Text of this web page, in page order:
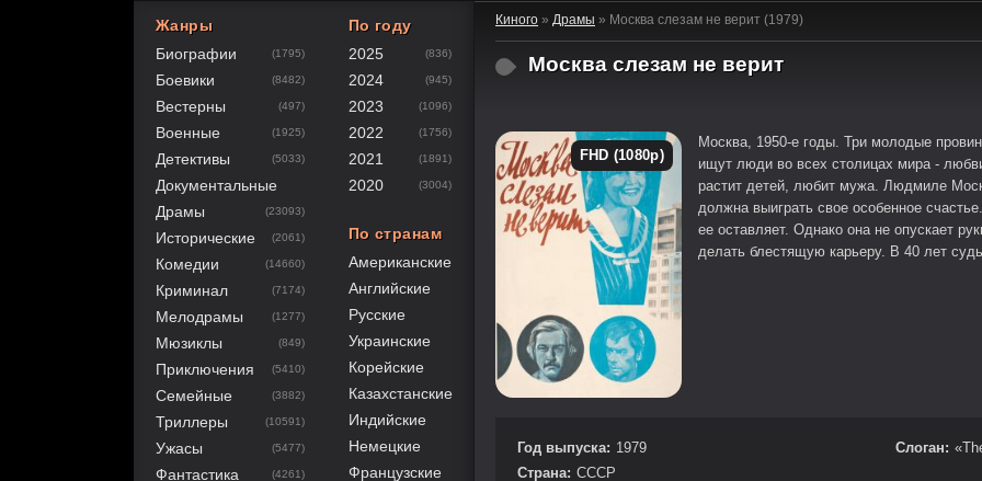
Киного » Драмы » Москва слезам не верит (1979)
Москва слезам не верит
60
1 2 3 4
FHD (1080p)
Москва, 1950-е годы. Три молодые
ищут люди во всех столицах мира -
растит детей, любит мужа. Людмиле
должна выиграть свое особенное
ее оставляет. Однако она не опускает
делать блестящую карьеру. В 40 лет
Год выпуска: 1979
Страна: СССР
Слоган:
Жанры
Биографии
(1795)
Боевики (8482)
Вестерны (497)
Военные (1925)
Детективы (5033)
Документальные
Драмы
(23093)
Исторические (2061)
Комедии (14660)
Криминал (7174)
Мелодрамы (1277)
Мюзиклы (849)
Приключения (5410)
Семейные (3882)
Триллеры (10591)
Ужасы (5477)
Фантастика (4261)
По году
2025
(836)
2024 (945)
2023 (1096)
2022 (1756)
2021 (1891)
2020 (3004)
По странам
Американские
Английские
Русские
Украинские
Корейские
Казахстанские
Индийские
Немецкие
Французские